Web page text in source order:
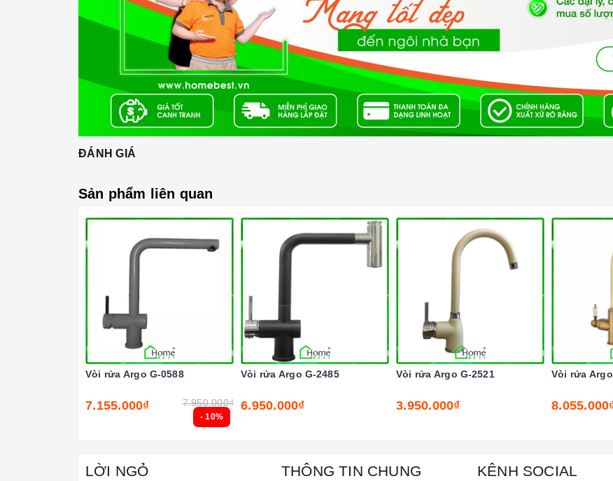
2. Các chức năng, hệ thống trên Bồn rửa bằng đá nhân tạo Tip Toe N200 TIP2-05/Red
ĐÁNH GIÁ
Sản phẩm liên quan
- 10%
Vòi rửa Argo G-0588
7.155.000₫ 7.950.000₫
Vòi rửa Argo G-2485
6.950.000₫
Vòi rửa Argo G-2521
3.950.000₫
Vòi rửa
LỜI NGỎ THÔNG TIN CHUNG KÊNH SOCIAL